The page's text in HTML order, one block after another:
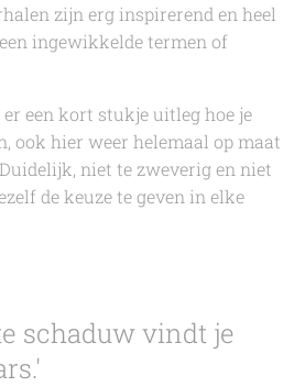
zijn erg inspirerend en heel
ingewikkelde termen of
een kort stukje uitleg hoe je
ook hier weer helemaal op maat
niet te zweverig en niet
de keuze te geven in elke
schaduw vindt je